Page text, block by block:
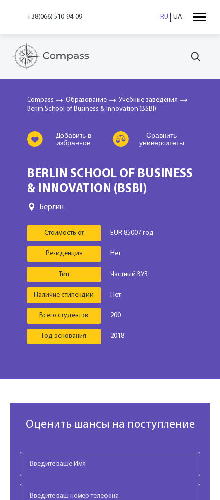
+38(066) 510-94-09 RU UA
Compass Образование
Учебные заведения
Berlin School of Business & Innovation (BSBI)
Добавить в
избранное
Сравнить
университеты
BERLIN SCHOOL OF BUSINESS
& INNOVATION (BSBI)
Берлин
Стоимость от EUR 8500 / год
Резиденция Нет
Тип Частный ВУЗ
Наличие стипендии Нет
Всего студентов 200
Год основания 2018
Оценить шансы на поступление